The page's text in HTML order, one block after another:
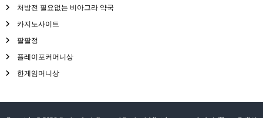
처방전 필요없는 비아그라 약국
카지노사이트
팔팔정
플레이포커머니상
한게임머니상